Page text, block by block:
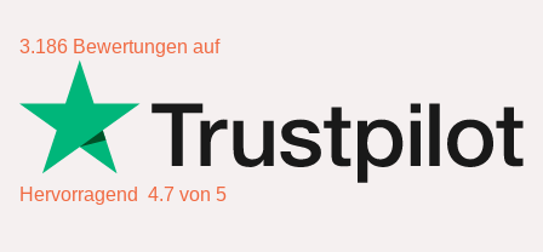
3.186 Bewertungen auf
Hervorragend 4.7 von 5